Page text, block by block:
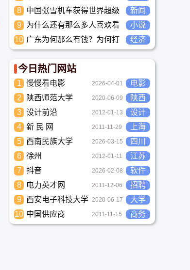
表
义？怎么教育孩子读书？
8
中国张雪机车获得世界超级
摩托车锦标赛冠军
新闻
9
为什么还有那么多人喜欢看
小说？小说到底有什么魅力
长盛不衰？
小说
10 广东为何那么有钱？为何打
工都到广东去，广东连续37
经济
今日热门网站
1 慢慢看电影 2026-04-01
电影
2
陕西师范大学 2020-06-09
陕西
3
设计前沿 2012-01-13
设计
4
新 民 网 2011-11-29
上海
5
西南民族大学 2026-03-15
四川
6
徐州 2012-01-11
江苏
7
抖音 2026-02-08
软件
8
电力英才网 2011-12-06
招聘
9
西安电子科技大学 2020-06-17
大学
10 中国供应商 2011-11-15 商务